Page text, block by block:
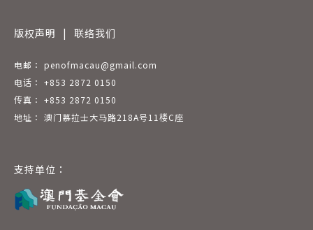
版权声明 | 联络我们
电邮： penofmacau@gmail.com
电话： +853 2872 0150
传真： +853 2872 0150
地址： 澳门慕拉士大马路218A号11楼C座
支持单位：